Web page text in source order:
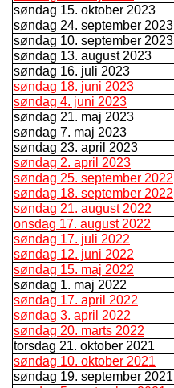
søndag 15. oktober 2023
søndag 24. september 2023
søndag 10. september 2023
søndag 13. august 2023
søndag 16. juli 2023
søndag 18. juni 2023
søndag 4. juni 2023
søndag 21. maj 2023
søndag 7. maj 2023
søndag 23. april 2023
søndag 2. april 2023
søndag 25. september 2022
søndag 18. september 2022
søndag 21. august 2022
onsdag 17. august 2022
søndag 17. juli 2022
søndag 12. juni 2022
søndag 15. maj 2022
søndag 1. maj 2022
søndag 17. april 2022
søndag 3. april 2022
søndag 20. marts 2022
torsdag 21. oktober 2021
søndag 10. oktober 2021
søndag 19. september 2021